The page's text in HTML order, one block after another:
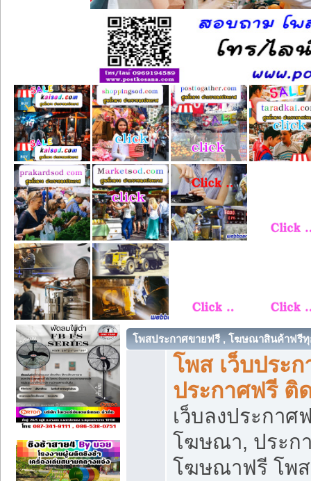
โพสประกาศขายฟรี , โฆษณาสินค้าฟรี
โพส เว็บประก
ประกาศฟรี ติ
เว็บลงประกา
โฆษณา, ประก
โฆษณาฟรี โพส